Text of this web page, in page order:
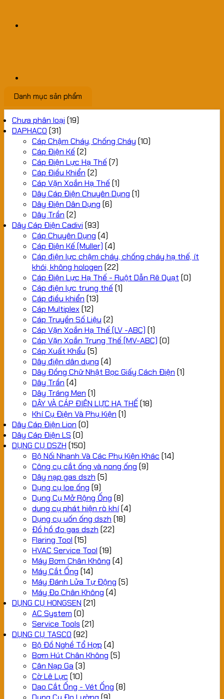
Danh mục sản phẩm
Chưa phân loại (19)
DAPHACO (31)
Cáp Chậm Cháy, Chống Cháy (10)
Cáp Điện Kế (2)
Cáp Điện Lực Hạ Thế (7)
Cáp Điều Khiển (2)
Cáp Vặn Xoắn Hạ Thế (1)
Dây Cáp Điện Chuyên Dụng (1)
Dây Điện Dân Dụng (6)
Dây Trần (2)
Dây Cáp Điện Cadivi (93)
Cáp Chuyên Dụng (4)
Cáp Điện Kế (Muller) (4)
Cáp điện lực chậm cháy, chống cháy hạ thế, ít
khói, không hologen (22)
Cáp Điện Lực Hạ Thế - Ruột Dẫn Rẽ Quạt (0)
Cáp điện lực trung thế (1)
Cáp điều khiển (13)
Cáp Multiplex(12)
Cáp Truyền Số Liệu (2)
Cáp Vặn Xoắn Hạ Thế (LV -ABC) (1)
Cáp Vặn Xoắn Trung Thế (MV-ABC) (0)
Cáp Xuất Khẩu (5)
Dây điện dân dụng (4)
Dây Đồng Chữ Nhật Bọc Giấy Cách Điện (1)
Dây Trần (4)
Dây Tráng Men (1)
DÂY VÀ CÁP ĐIỆN LỰC HẠ THẾ(18)
Khí Cụ Điện Và Phụ Kiện (1)
Dây Cáp Điện Lion (0)
Dây Cáp Điện LS (0)
DỤNG CỤ DSZH (150)
Bộ Nối Nhanh Và Các Phụ Kiện Khác (14)
Công cụ cắt ống và nong ống (9)
Dây nạp gas dszh (5)
Dụng cụ loe ống (9)
Dụng Cụ Mở Rộng Ống (8)
dung cụ phát hiện rò khí(4)
Dụng cụ uốn ống dszh (18)
Đồ hồ đo gas dszh (22)
Flaring Tool (15)
HVAC Service Tool (19)
Máy Bơm Chân Không (4)
Máy Cắt Ống (14)
Máy Đánh Lửa Tự Động (5)
Máy Đo Chân Không (4)
DỤNG CỤ HONGSEN (21)
AC System (0)
Service Tools (21)
DỤNG CỤ TASCO (92)
Bộ Đồ Nghề Tổ Hợp (4)
Bơm Hút Chân Không (5)
Cân Nạp Ga (3)
Cờ Lê Lực (10)
Dao Cắt Ống - Vét Ống (8)